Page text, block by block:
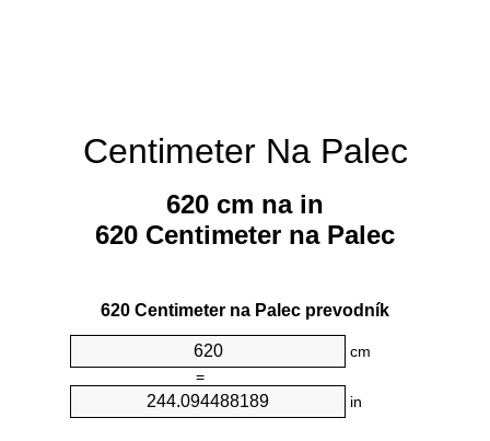
Centimeter Na Palec
620 cm na in
620 Centimeter na Palec
620 Centimeter na Palec prevodník
cm
=
in